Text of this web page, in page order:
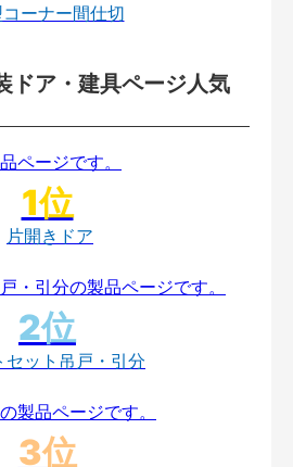
ーナー間仕切
ドア・建具ページ人気
片開きドア
セット吊戸・引分